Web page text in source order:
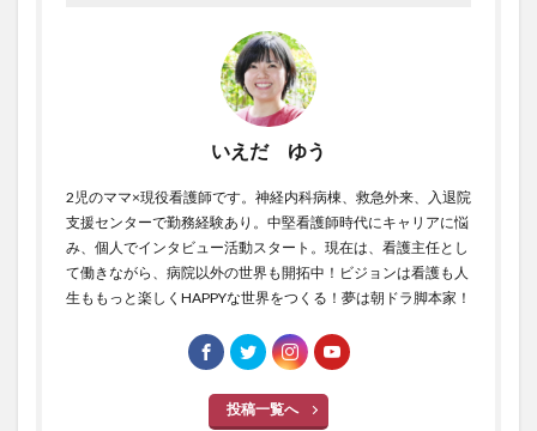
いえだ ゆう
2児のママ×現役看護師です。神経内科病棟、救急外来、入退院
支援センターで勤務経験あり。中堅看護師時代にキャリアに悩
み、個人でインタビュー活動スタート。現在は、看護主任とし
て働きながら、病院以外の世界も開拓中！ビジョンは看護も人
生ももっと楽しくHAPPYな世界をつくる！夢は朝ドラ脚本家！
投稿一覧へ